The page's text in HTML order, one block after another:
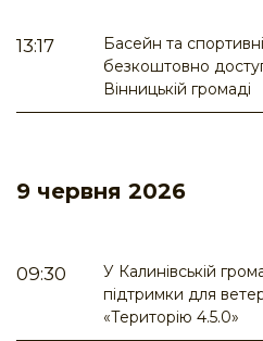
13:17
Басейн та
безкоштовно
Вінницькій громаді
9 червня 2026
09:30
У Калинівській
підтримки для
«Територію 4.5.0»